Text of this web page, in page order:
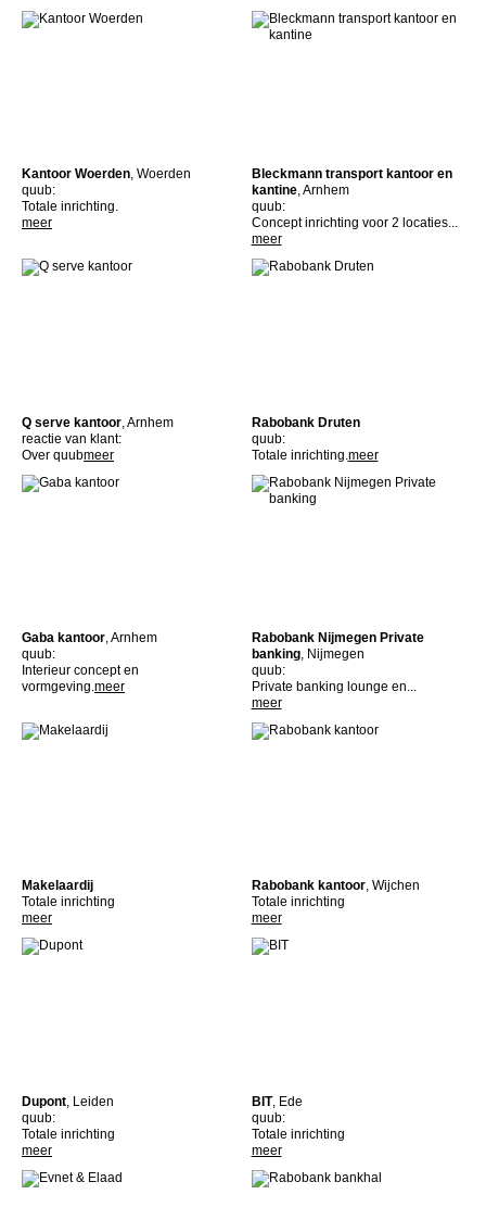
Kantoor Woerden, Woerden
quub:
Totale inrichting.
meer
Bleckmann transport kantoor en
kantine, Arnhem
quub:
Concept inrichting voor 2 locaties...
meer
Q serve kantoor , Arnhem
reactie van klant:
Over quubmeer
Rabobank Druten
quub:
Totale inrichting. meer
Gaba kantoor, Arnhem
quub:
Interieur concept en
vormgeving.meer
Rabobank Nijmegen Private
banking, Nijmegen
quub:
Private banking lounge en...
meer
Makelaardij
Totale inrichting
meer
Rabobank kantoor, Wijchen
Totale inrichting
meer
Dupont , Leiden
quub:
Totale inrichting
meer
BIT, Ede
quub:
Totale inrichting
meer